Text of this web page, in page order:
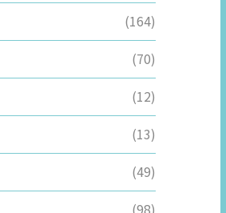
(164)
(70)
(12)
(13)
(49)